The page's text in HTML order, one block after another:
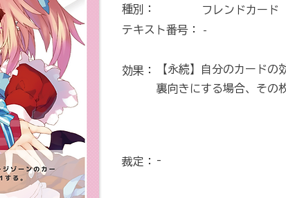
種別：
フレンドカード
テキスト番号​：
-
効果：
【永続】自分のカードの
裏向きにする場合、その
裁定： -